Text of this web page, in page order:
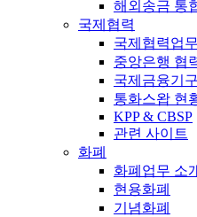
해외송금 통
국제협력
국제협력업
중앙은행 협
국제금융기
통화스왑 현
KPP & CBSP
관련 사이트
화폐
화폐업무 소
현용화폐
기념화폐